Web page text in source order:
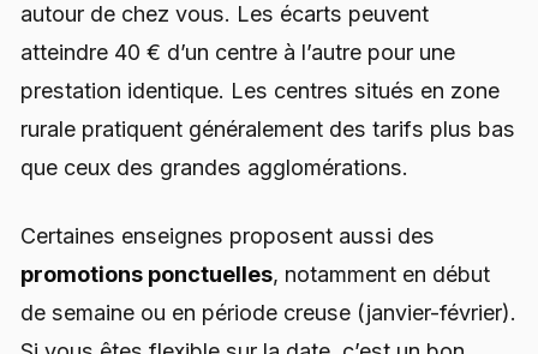
autour de chez vous. Les écarts peuvent
atteindre 40 € d’un centre à l’autre pour une
prestation identique. Les centres situés en zone
rurale pratiquent généralement des tarifs plus bas
que ceux des grandes agglomérations.
Certaines enseignes proposent aussi des
promotions ponctuelles, notamment en début
de semaine ou en période creuse (janvier-février).